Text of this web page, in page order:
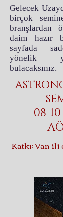
Gelecek
birçok
branşlardan
daim hazır
sayfada
yönelik
bulacaksınız.
08-
Katkı: Van ili